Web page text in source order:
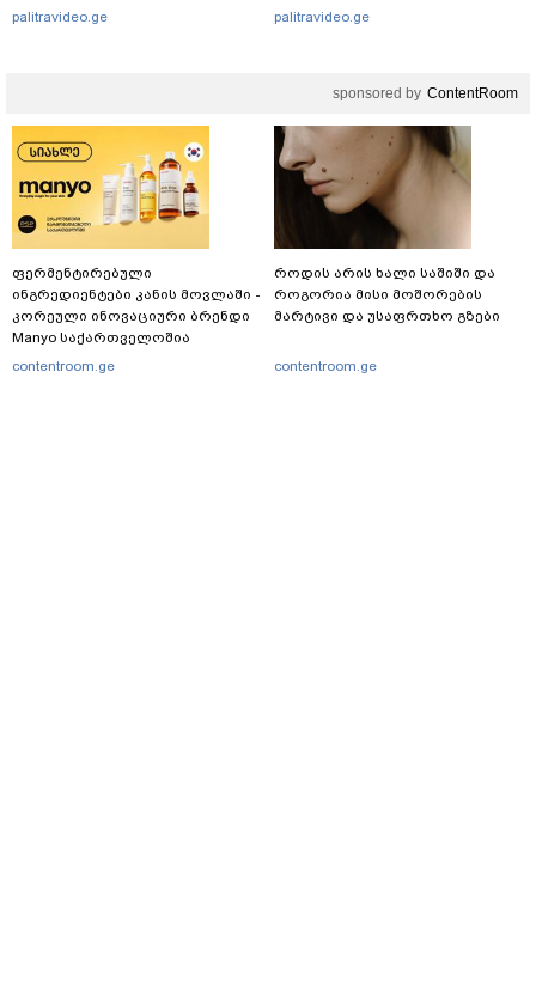
ავრცელებს
palitravideo.ge
palitravideo.ge
sponsored by ContentRoom
ფერმენტირებული
ინგრედიენტები კანის მოვლაში -
კორეული ინოვაციური ბრენდი
Manyo საქართველოშია
contentroom.ge
როდის არის ხალი საშიში და
როგორია მისი მოშორების
მარტივი და უსაფრთხო გზები
contentroom.ge